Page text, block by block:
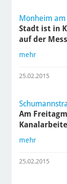
Monheim am
Stadt ist in
auf der
mehr
25.02.2015
Am
mehr
25.02.2015